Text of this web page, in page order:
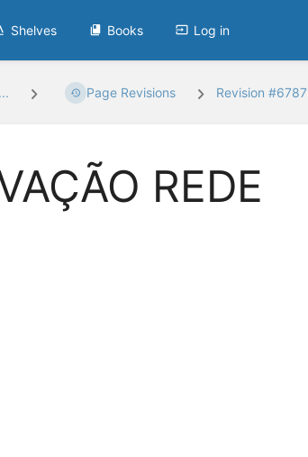
Shelves Books Log in
Page Revisions Revision #6787
REDE